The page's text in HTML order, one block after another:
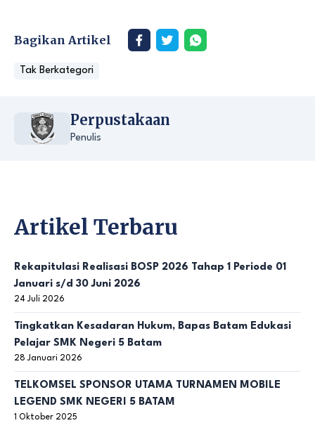
Bagikan Artikel
Tak Berkategori
Perpustakaan
Penulis
Artikel Terbaru
Rekapitulasi Realisasi BOSP 2026 Tahap 1 Periode 01
Januari s/d 30 Juni 2026
24 Juli 2026
Tingkatkan Kesadaran Hukum, Bapas Batam Edukasi
Pelajar SMK Negeri 5 Batam
28 Januari 2026
TELKOMSEL SPONSOR UTAMA TURNAMEN MOBILE
LEGEND SMK NEGERI 5 BATAM
1 Oktober 2025